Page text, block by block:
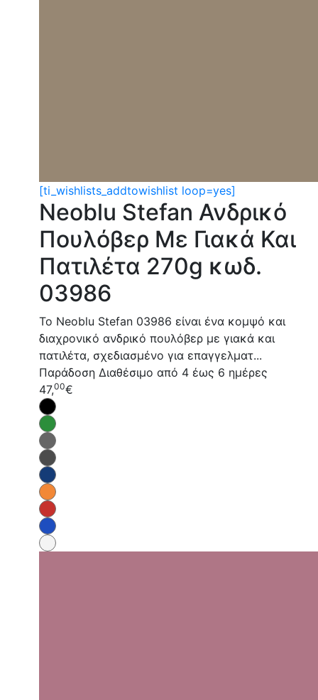
[ti_wishlists_addtowishlist loop=yes]
Neoblu Stefan Ανδρικό
Πουλόβερ Με Γιακά Και
Πατιλέτα 270g κωδ.
03986
Το Neoblu Stefan 03986 είναι ένα κομψό και
διαχρονικό ανδρικό πουλόβερ με γιακά και
πατιλέτα, σχεδιασμένο για επαγγελματ...
Παράδοση Διαθέσιμο από 4 έως 6 ημέρες
47,00€